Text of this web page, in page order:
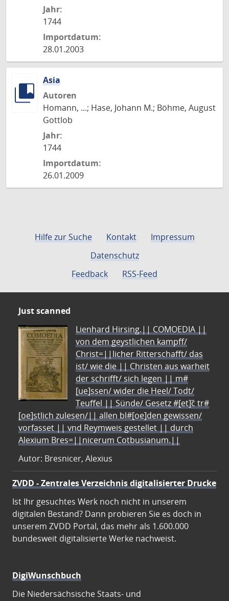
Jahr:
1744
Importdatum:
28.01.2003
Asia
Autoren
Homann, ...; Hase, Johann M.; Böhme, August
Gottlob
Jahr:
1744
Importdatum:
26.01.2009
Hilfe zur Suche Kontakt
Impressum
Datenschutz
Feedback
RSS-Feed
Just scanned
Lienhard Hirsing.|| COMOEDIA ||
von dem geystlichen kampff/
Christ=||licher Ritterschafft/ das
ist/ wie die || Christen aus warheit
der schrifft/ sich legen || m#
[ue]ssen/ wider die Heel/ Todt/
Teuffel || Sünde/ Gesetz #[et]c̃ tr#
[oe]stlich zulesen/|| allen bl#[oe]den gewissen/
vorfasset || vnd Reymweis gestellet || durch
Alexium Bres=||nicerum Cotbusianum.||
Autor: Bresnicer, Alexius
ZVDD - Zentrales Verzeichnis digitalisierter Drucke
Ist Ihr gesuchtes Werk noch nicht in unserem
digitalen Bestand? Dann probieren Sie es doch in
unserem ZVDD Portal, das mehr als 1.600.000
bundesweit digitalisierte Werke nachweist.
DigiWunschbuch
Die Niedersächsische Staats- und